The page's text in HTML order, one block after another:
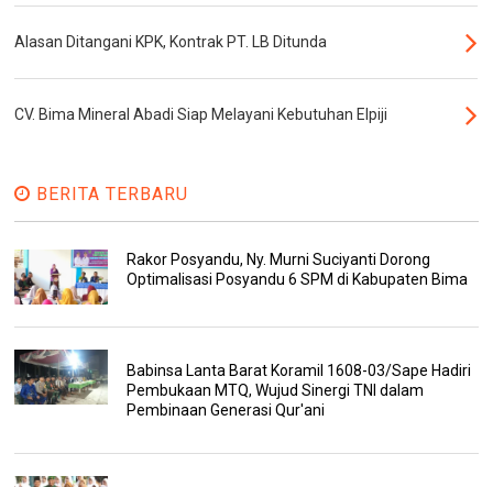
Alasan Ditangani KPK, Kontrak PT. LB Ditunda
CV. Bima Mineral Abadi Siap Melayani Kebutuhan Elpiji
BERITA TERBARU
Rakor Posyandu, Ny. Murni Suciyanti Dorong
Optimalisasi Posyandu 6 SPM di Kabupaten Bima
Babinsa Lanta Barat Koramil 1608-03/Sape Hadiri
Pembukaan MTQ, Wujud Sinergi TNI dalam
Pembinaan Generasi Qur'ani